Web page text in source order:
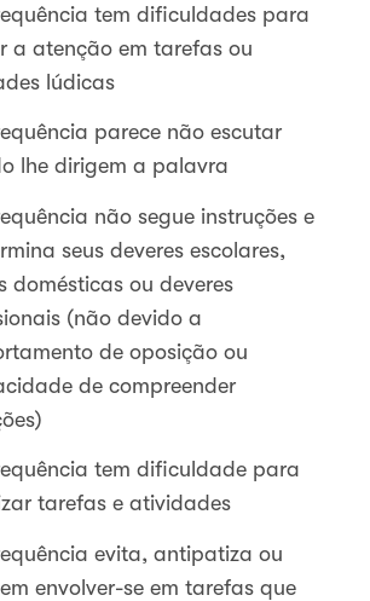
tem dificuldades para
a atenção em tarefas ou
lúdicas
parece não escutar
lhe dirigem a palavra
não segue instruções e
seus deveres escolares,
domésticas ou deveres
(não devido a
de oposição ou
de compreender
tem dificuldade para
tarefas e atividades
evita, antipatiza ou
envolver-se em tarefas que